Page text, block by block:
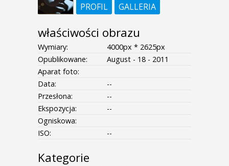
PROFIL
GALLERIA
właściwości obrazu
Wymiary:
4000px * 2625px
Opublikowane:
August - 18 - 2011
Aparat foto:
Data:
--
Przesłona:
--
Ekspozycja:
--
Ogniskowa:
ISO:
--
Kategorie